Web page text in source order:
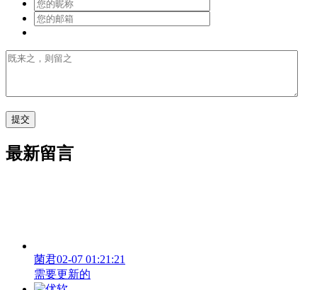
最新留言
菌君02-07 01:21:21
需要更新的